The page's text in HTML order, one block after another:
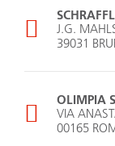
SCHRAFFL
J.G.
39031
OLIMPIA
VIA
00165